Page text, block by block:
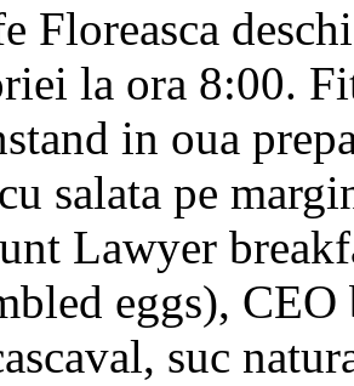
Floreasca
la ora 8:00.
in oua
salata pe
Lawyer
eggs), CEO
suc